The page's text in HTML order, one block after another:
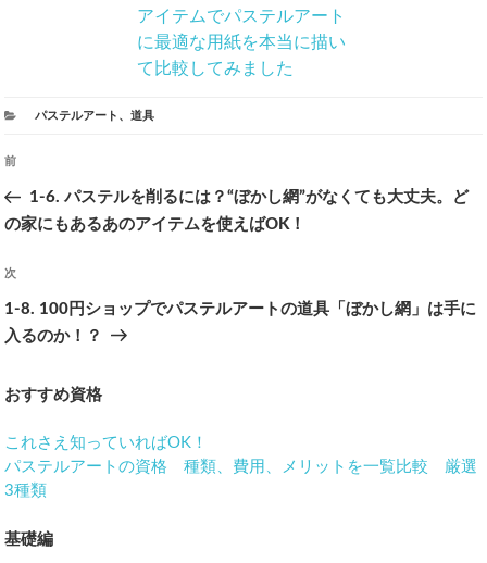
アイテムでパステルアート
に最適な用紙を本当に描い
て比較してみました
カ
パステルアート 、 道具
投
稿
ゲ
ョ
ン
前
の
投
前
1-6. パステルを削るには？“ぼかし網”がなくても大丈夫。ど
の家にもあるあのアイテムを使えばOK！
次
の
投
次
1-8. 100円ショップでパステルアートの道具「ぼかし網」は手に
入るのか！？
おすすめ資格
これさえ知っていればOK！
パステルアートの資格 種類、費用、メリットを一覧比較 厳選
3種類
基礎編